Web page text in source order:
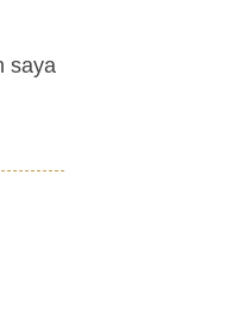
saya